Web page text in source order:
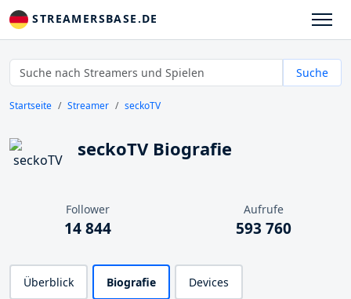
STREAMERSBASE.DE
Suche
Startseite Streamer seckoTV
seckoTV Biografie
Follower
14 844
Aufrufe
593 760
Überblick Biografie Devices